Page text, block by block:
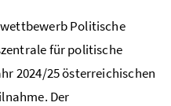
Politische
für politische
2024/25 österreichischen
Der